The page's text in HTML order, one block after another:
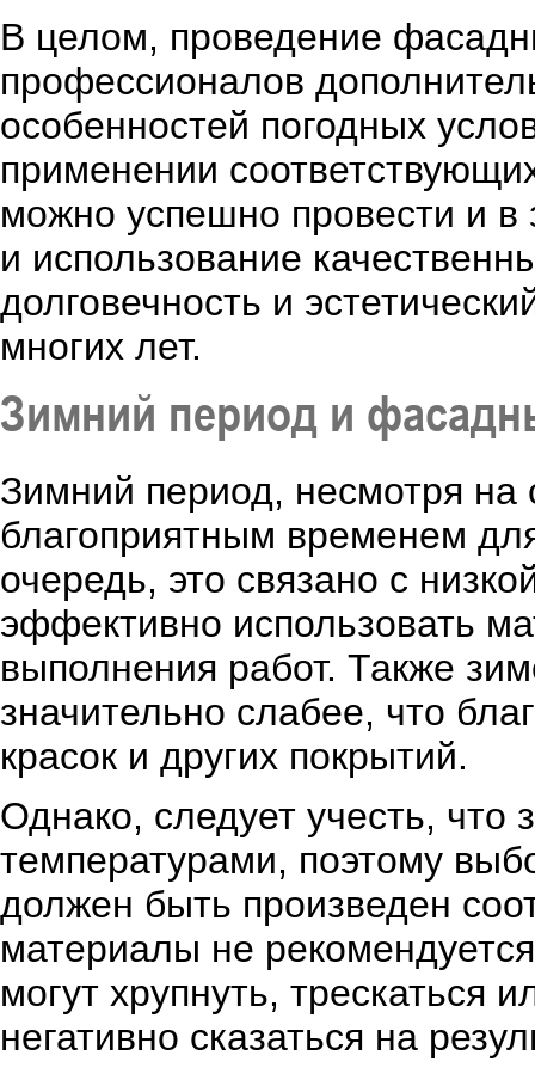
В целом, проведение
профессионалов
особенностей погодных
применении
можно успешно провести и
и использование
долговечность и
многих лет.
Зимний период и
Зимний период, несмотря на
благоприятным временем
очередь, это связано с
эффективно использовать
выполнения работ. Также
значительно слабее, что
красок и других покрытий.
Однако, следует учесть, что
температурами, поэтому
должен быть произведен
материалы не
могут хрупнуть, трескаться
негативно сказаться на